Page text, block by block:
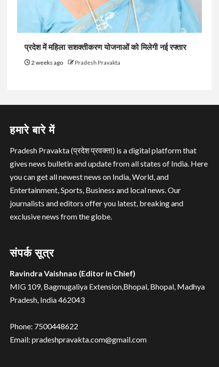
प्रदेश में महिला सशक्तीकरण योजनाओं को मिलेगी नई रफ्तार
2 weeks ago Pradesh Pravakta
हमारे बारे में
Pradesh Pravakta (प्रदेश प्रवक्ता) is a digital platform that
gives news bulletin and update from all states of India. Here
you can get all newest news on India, World, and
Entertainment, Sports, Business and local news. Our
journalists and editors offer you latest, breaking and
exclusive news from the globe.
संपर्क सूत्र
Ravindra Vaishnao (Editor in Chief)
MIG 109, Bagmugaliya Extension,Bhopal, Bhopal, Madhya
Pradesh, India 462043
Phone: 7500448622
Email: pradeshpravakta.com@gmail.com